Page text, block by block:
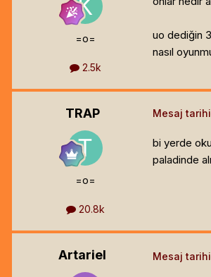
=o=
2.5k
uo dediğin
nasıl
TRAP
=o=
20.8k
Mesaj
bi yerde
paladinde
Artariel Mesaj